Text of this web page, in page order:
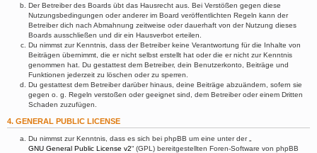
Der Betreiber des Boards übt das Hausrecht aus. Bei Verstößen gegen diese
Nutzungsbedingungen oder anderer im Board veröffentlichten Regeln kann der
Betreiber dich nach Abmahnung zeitweise oder dauerhaft von der Nutzung dieses
Boards ausschließen und dir ein Hausverbot erteilen.
Du nimmst zur Kenntnis, dass der Betreiber keine Verantwortung für die Inhalte von
Beiträgen übernimmt, die er nicht selbst erstellt hat oder die er nicht zur Kenntnis
genommen hat. Du gestattest dem Betreiber, dein Benutzerkonto, Beiträge und
Funktionen jederzeit zu löschen oder zu sperren.
Du gestattest dem Betreiber darüber hinaus, deine Beiträge abzuändern, sofern sie
gegen o. g. Regeln verstoßen oder geeignet sind, dem Betreiber oder einem Dritten
Schaden zuzufügen.
4. GENERAL PUBLIC LICENSE
Du nimmst zur Kenntnis, dass es sich bei phpBB um eine unter der „
GNU General Public License v2“ (GPL) bereitgestellten Foren-Software von phpBB